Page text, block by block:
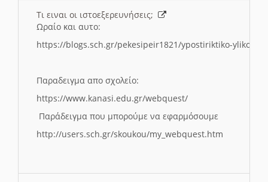
Τι ειναι οι ιστοεξερευνήσεις;
Ωραίο και αυτο:
https://blogs.sch.gr/pekesipeir1821/ypostiriktiko-yliko/
Παραδειγμα απο σχολείο:
https://www.kanasi.edu.gr/webquest/
Παράδειγμα που μπορούμε να εφαρμόσουμε
http://users.sch.gr/skoukou/my_webquest.htm